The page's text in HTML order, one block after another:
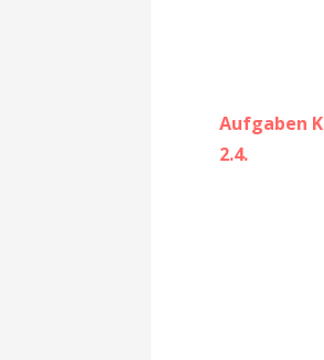
Aufgaben K
2.4.